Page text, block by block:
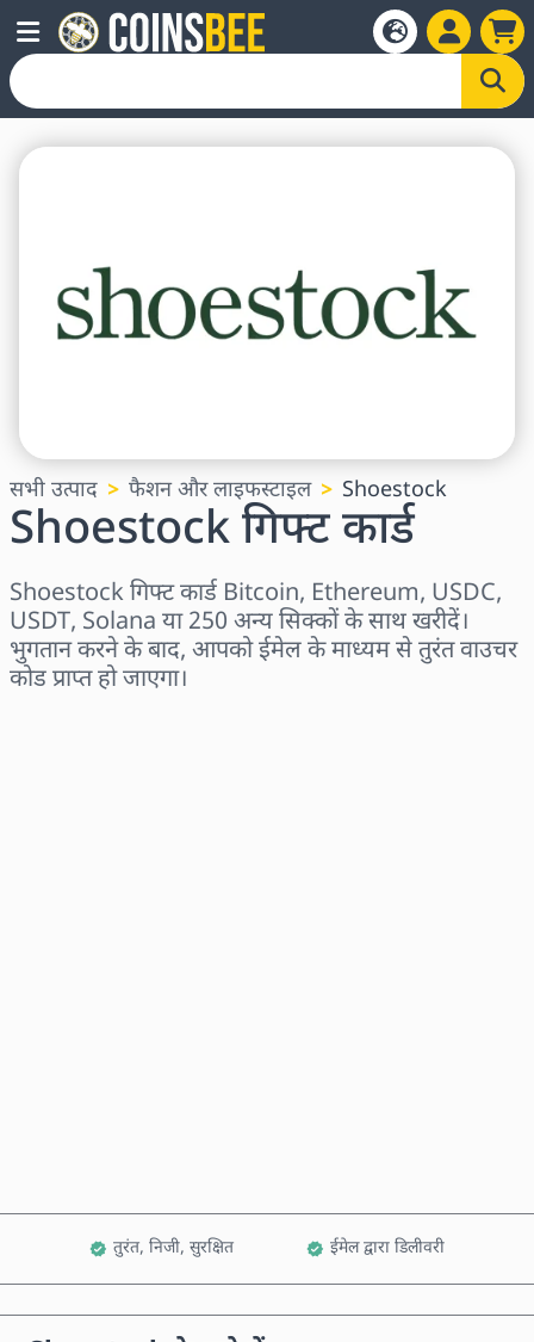
सभी उत्पाद फैशन और लाइफस्टाइल Shoestock
Shoestock गिफ्ट कार्ड
Shoestock गिफ्ट कार्ड Bitcoin, Ethereum, USDC,
USDT, Solana या 250 अन्य सिक्कों के साथ खरीदें।
भुगतान करने के बाद, आपको ईमेल के माध्यम से तुरंत वाउचर
कोड प्राप्त हो जाएगा।
तुरंत, निजी, सुरक्षित ईमेल द्वारा डिलीवरी